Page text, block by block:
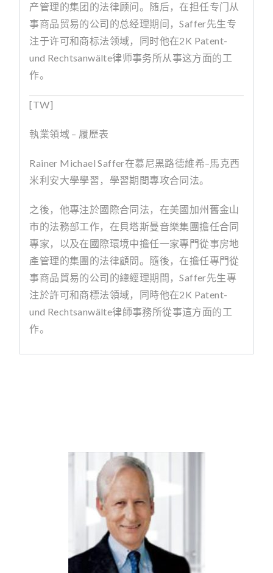
产管理的集团的法律顾问。随后，在担任专门从
事商品贸易的公司的总经理期间，Saffer先生专
注于许可和商标法领域，同时他在2K Patent-
und Rechtsanwälte律师事务所从事这方面的工
作。
[TW]
執業領域 – 履歷表
Rainer Michael Saffer在慕尼黑路德維希–馬克西
米利安大學學習，學習期間專攻合同法。
之後，他專注於國際合同法，在美國加州舊金山
市的法務部工作，在貝塔斯曼音樂集團擔任合同
專家，以及在國際環境中擔任一家專門從事房地
產管理的集團的法律顧問。隨後，在擔任專門從
事商品貿易的公司的總經理期間，Saffer先生專
注於許可和商標法領域，同時他在2K Patent-
und Rechtsanwälte律師事務所從事這方面的工
作。